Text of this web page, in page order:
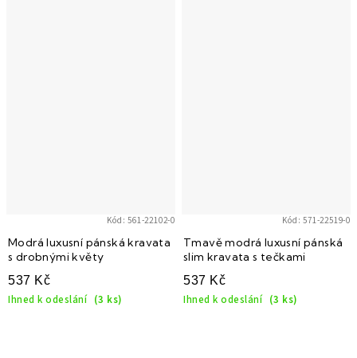
Modrá luxusní pánská kravata
s drobnými květy
537 Kč
Ihned k odeslání (3 ks)
Kód:561-22102-0
Tmavě modrá luxusní pánská
slim kravata s tečkami
537 Kč
Ihned k odeslání (3 ks)
Kód:571-22519-0